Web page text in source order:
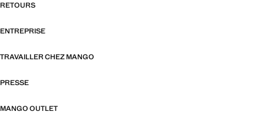
RETOURS
ENTREPRISE
TRAVAILLER CHEZ MANGO
PRESSE
MANGO OUTLET